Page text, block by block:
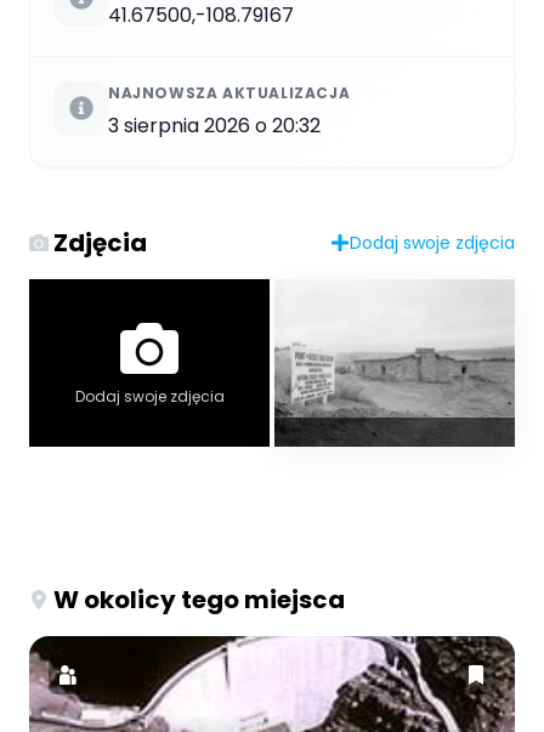
41.67500,-108.79167
NAJNOWSZA AKTUALIZACJA
3 sierpnia 2026 o 20:32
Zdjęcia Dodaj swoje zdjęcia
Dodaj swoje zdjęcia
W okolicy tego miejsca